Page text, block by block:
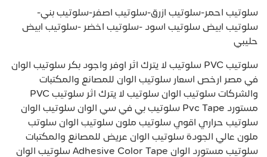
سلوتيب احمر-سلوتيب ازرق-سلوتيب اصفر-سلوتيب بني-
سلوتيب ابيض سلوتيب اسود -سلوتيب اخضر -سلوتيب ابيض
حليبي
سلوتيب PVC سلوتيب لا يترك اثر اوفر واجود بكر سلوتيب الوان
في مصر ارخص اسعار سلوتيب الوان للمصانع والمكتبات
والشركات سلوتيب الوان سلوتيب لا يترك اثر سلوتيب PVC
مستورد Pvc Tape سلوتيب بي في سي الوان سلوتيب الوان
سلوتيب حراري اقوي سلوتيب ملون سلوتيب الوان سلوتب
ملون عالي الجودة سلوتيب الوان عريض للمصانع والمكتبات
سلوتيب مستورد الوان Adhesive Color Tape سلوتيب الوان